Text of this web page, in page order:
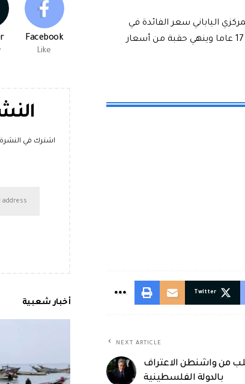
الياباني سعر الفائدة في
نطاق يتراوح بين صفر و0.1 بالمئة، وهو ما يمثل أول زيادة في سعر الفائدة منذ 17 عاما وينهي حقبة من أسعار
Twitter
NEXT ARTICLE
من واشنطن الاعتراف
بالدولة الفلسطينية
Facebook
Like
اشترك في النشرة
أخبار شعبية